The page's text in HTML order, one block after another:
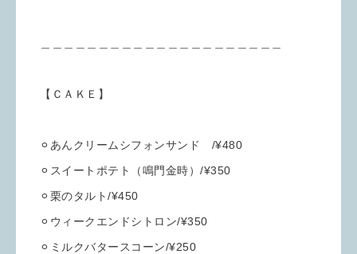
【ＣＡＫＥ】
⚪︎あんクリームシフォンサンド /¥480
⚪︎スイートポテト（鳴門金時）/¥350
⚪︎栗のタルト/¥450
⚪︎ウィークエンドシトロン/¥350
⚪︎ミルクバタースコーン/¥250